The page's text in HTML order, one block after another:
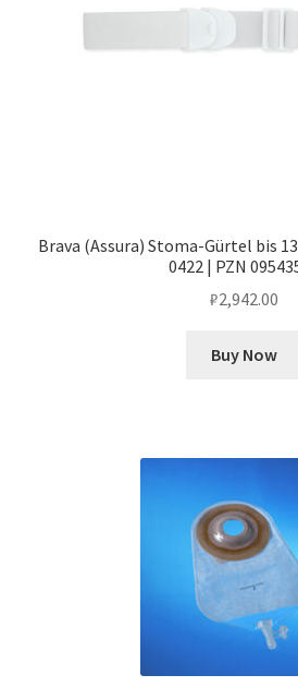
Brava (Assura) Stoma-Gürtel bis
0422 | PZN
₽2,942.00
Buy Now